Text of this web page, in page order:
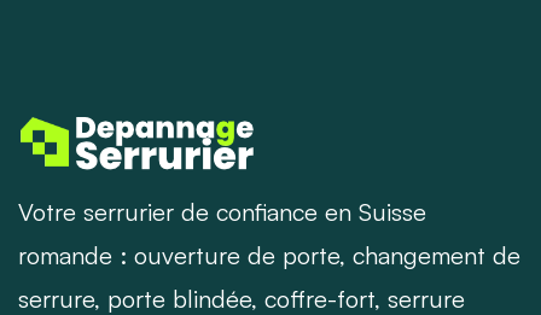
Votre serrurier de confiance en Suisse
romande : ouverture de porte, changement de
serrure, porte blindée, coffre-fort, serrure